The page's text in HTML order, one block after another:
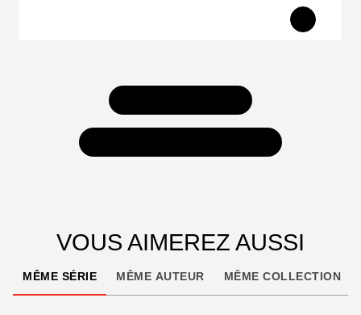
VOUS AIMEREZ AUSSI
MÊME SÉRIE MÊME AUTEUR MÊME COLLECTION